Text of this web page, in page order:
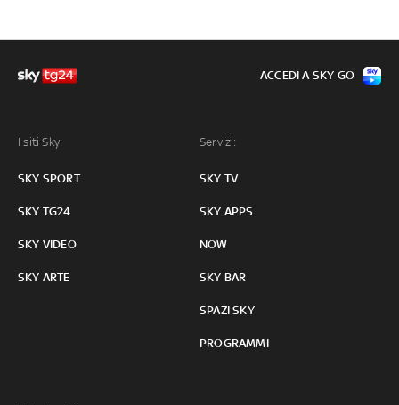
I siti Sky:
SKY SPORT
SKY TG24
SKY VIDEO
SKY ARTE
Servizi:
SKY TV
SKY APPS
NOW
SKY BAR
SPAZI SKY
PROGRAMMI
ACCEDI A SKY GO